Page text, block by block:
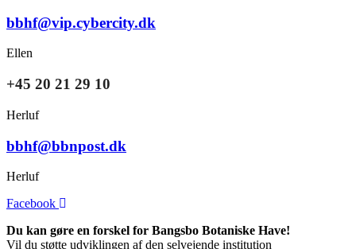
bbhf@vip.cybercity.dk
Ellen
+45 20 21 29 10
Herluf
bbhf@bbnpost.dk
Herluf
Facebook
Du kan gøre en forskel for Bangsbo Botaniske Have!
Vil du støtte udviklingen af den selvejende institution